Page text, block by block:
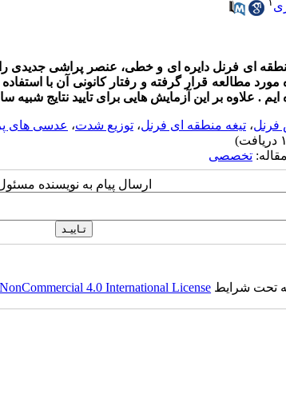
ای فرنل دایره ای و خطی، عنصر پراشی جدیدی را
مطالعه قرار گرفته و رفتار کانونی آن با
ایم ­. علاوه بر این آزمایش هایی برای تایید نتایج
فرنل، تیغه منطقه ای فرنل، توزیع شدت، عدسی های
تخصصی
ارسال پیام به نویسنده
تحت شرایط 4.0 International License